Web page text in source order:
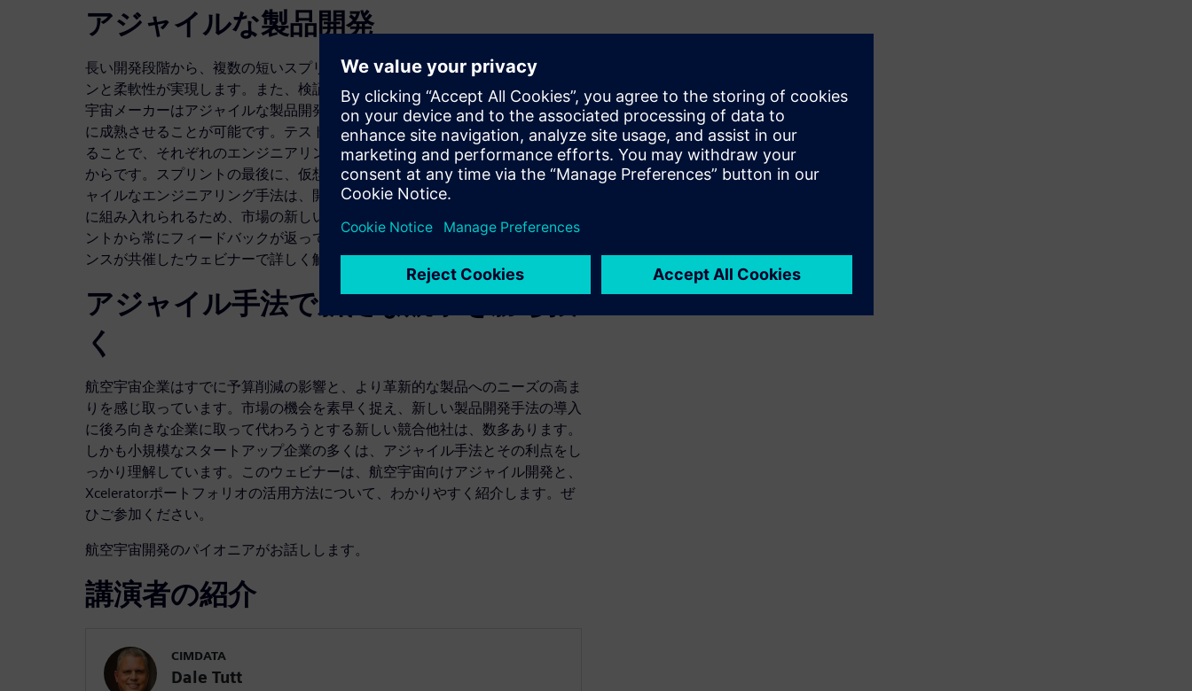
アジャイルな製品開発
長い開発段階から、複数の短いスプリントへと移行することで、イノベーショ
ンと柔軟性が実現します。また、検証と妥当性確認の回数を増やせます。航空
宇宙メーカーはアジャイルな製品開発によって、複雑なプログラムをより迅速
に成熟させることが可能です。テストと、検証、妥当性確認を継続して実行す
ることで、それぞれのエンジニアリングスプリントの要件を短期間で満たせる
からです。スプリントの最後に、仮想的にテストした内容を確認します。アジ
ャイルなエンジニアリング手法は、開発プロセスのどの時点でも新機能を簡単
に組み入れられるため、市場の新しい要求に対応できます。アジャイルスプリ
ントから常にフィードバックが返ってくる価値については、CIMdataとシーメ
ンスが共催したウェビナーで詳しく解説します。
アジャイル手法で新たな競争を勝ち抜
く
航空宇宙企業はすでに予算削減の影響と、より革新的な製品へのニーズの高ま
りを感じ取っています。市場の機会を素早く捉え、新しい製品開発手法の導入
に後ろ向きな企業に取って代わろうとする新しい競合他社は、数多あります。
しかも小規模なスタートアップ企業の多くは、アジャイル手法とその利点をし
っかり理解しています。このウェビナーは、航空宇宙向けアジャイル開発と、
Xceleratorポートフォリオの活用方法について、わかりやすく紹介します。ぜ
ひご参加ください。
航空宇宙開発のパイオニアがお話しします。
講演者の紹介
CIMDATA
Dale Tutt